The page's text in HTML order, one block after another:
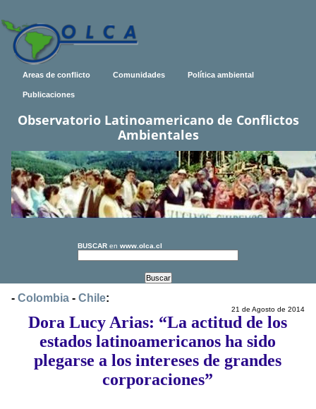
Areas de conflicto Comunidades Política ambiental
Publicaciones
Observatorio Latinoamericano de Conflictos
Ambientales
BUSCAR en www.olca.cl
- Colombia - Chile:
21 de Agosto de 2014
Dora Lucy Arias: “La actitud de los
estados latinoamericanos ha sido
plegarse a los intereses de grandes
corporaciones”